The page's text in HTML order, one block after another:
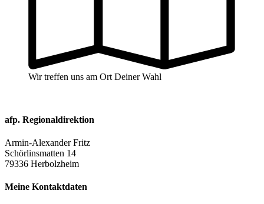
Wir treffen uns am Ort Deiner Wahl
afp. Regionaldirektion
Armin-Alexander Fritz
Schörlinsmatten 14
79336 Herbolzheim
Meine Kontaktdaten